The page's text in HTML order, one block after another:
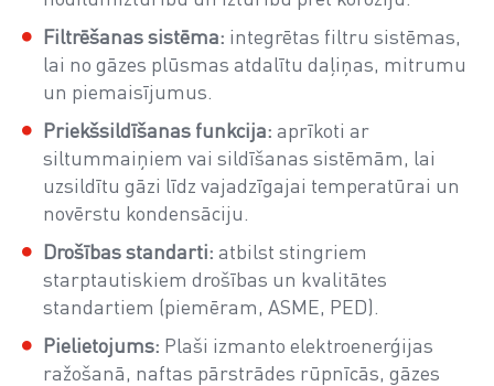
Filtrēšanas sistēma: integrētas filtru sistēmas,
lai no gāzes plūsmas atdalītu daļiņas, mitrumu
un piemaisījumus.
Priekšsildīšanas funkcija: aprīkoti ar
siltummaiņiem vai sildīšanas sistēmām, lai
uzsildītu gāzi līdz vajadzīgajai temperatūrai un
novērstu kondensāciju.
Drošības standarti: atbilst stingriem
starptautiskiem drošības un kvalitātes
standartiem (piemēram, ASME, PED).
Pielietojums: Plaši izmanto elektroenerģijas
ražošanā, naftas pārstrādes rūpnīcās, gāzes